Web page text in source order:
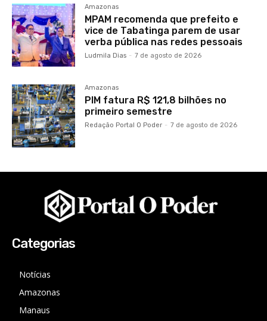
Amazonas
MPAM recomenda que prefeito e
vice de Tabatinga parem de usar
verba pública nas redes pessoais
Ludmila Dias - 7 de agosto de 2026
Amazonas
PIM fatura R$ 121,8 bilhões no
primeiro semestre
Redação Portal O Poder - 7 de agosto de 2026
Categorias
Notícias
Amazonas
Manaus